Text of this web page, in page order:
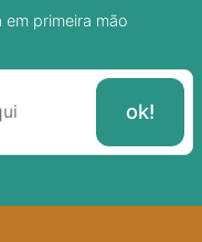
em primeira mão